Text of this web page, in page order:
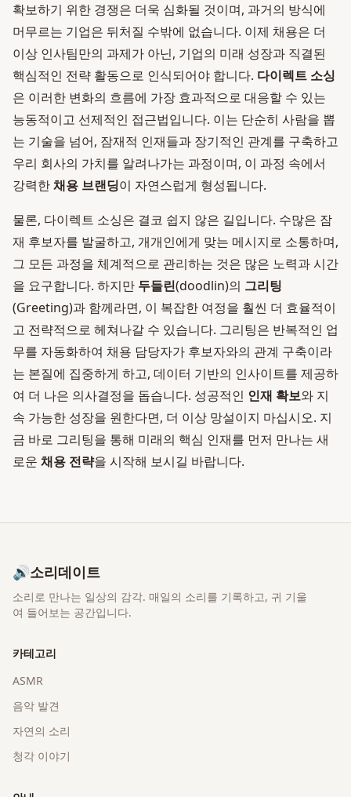
확보하기 위한 경쟁은 더욱 심화될 것이며, 과거의 방식에
머무르는 기업은 뒤처질 수밖에 없습니다. 이제 채용은 더
이상 인사팀만의 과제가 아닌, 기업의 미래 성장과 직결된
핵심적인 전략 활동으로 인식되어야 합니다. 다이렉트 소싱
은 이러한 변화의 흐름에 가장 효과적으로 대응할 수 있는
능동적이고 선제적인 접근법입니다. 이는 단순히 사람을 뽑
는 기술을 넘어, 잠재적 인재들과 장기적인 관계를 구축하고
우리 회사의 가치를 알려나가는 과정이며, 이 과정 속에서
강력한채용 브랜딩이 자연스럽게 형성됩니다.
물론, 다이렉트 소싱은 결코 쉽지 않은 길입니다. 수많은 잠
재 후보자를 발굴하고, 개개인에게 맞는 메시지로 소통하며,
그 모든 과정을 체계적으로 관리하는 것은 많은 노력과 시간
을 요구합니다. 하지만 두들린(doodlin)의 그리팅
(Greeting)과 함께라면, 이 복잡한 여정을 훨씬 더 효율적이
고 전략적으로 헤쳐나갈 수 있습니다. 그리팅은 반복적인 업
무를 자동화하여 채용 담당자가 후보자와의 관계 구축이라
는 본질에 집중하게 하고, 데이터 기반의 인사이트를 제공하
여 더 나은 의사결정을 돕습니다. 성공적인 인재 확보와 지
속 가능한 성장을 원한다면, 더 이상 망설이지 마십시오. 지
금 바로 그리팅을 통해 미래의 핵심 인재를 먼저 만나는 새
로운 채용 전략을 시작해 보시길 바랍니다.
🔊소리데이트
소리로 만나는 일상의 감각. 매일의 소리를 기록하고, 귀 기울
여 들어보는 공간입니다.
카테고리
ASMR
음악 발견
자연의 소리
청각 이야기